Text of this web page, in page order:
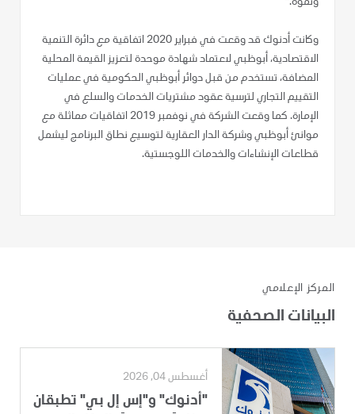
وكانت أدنوك قد وقعت في فبراير 2020 اتفاقية مع دائرة التنمية
الاقتصادية، أبوظبي لاعتماد شهادة موحدة لتعزيز القيمة المحلية
المضافة، تستخدم من قبل دوائر أبوظبي الحكومية في عمليات
التقييم التجاري لترسية عقود مشتريات الخدمات والسلع في
الإمارة. كما وقعت الشركة في نوفمبر 2019 اتفاقيات مماثلة مع
موانئ أبوظبي وشركة الدار العقارية لتوسيع نطاق البرنامج ليشمل
قطاعات الإنشاءات والخدمات اللوجستية.
المركز الإعلامي
البيانات الصحفية
أغسطس 04, 2026
"أدنوك" و"إس إل بي" تطبقان